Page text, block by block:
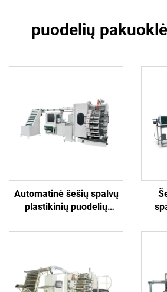
puodelių
Automatinė šešių spalvų
plastikinių puodelių